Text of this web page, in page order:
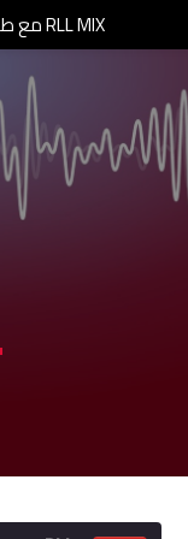
RLL MIX مع طوني صفير: الجمعة التاسعة ليلا